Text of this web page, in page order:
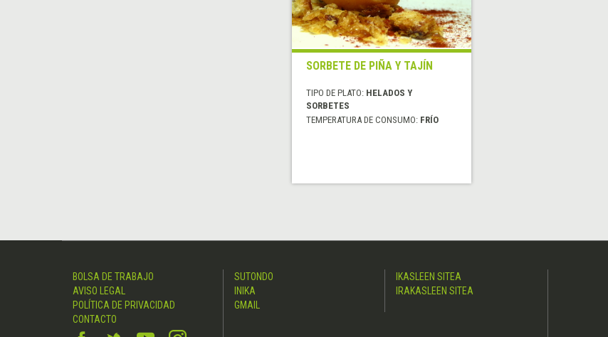
SORBETE DE PIÑA Y TAJÍN
TIPO DE PLATO: HELADOS Y
SORBETES
TEMPERATURA DE CONSUMO: FRÍO
BOLSA DE TRABAJO
AVISO LEGAL
POLÍTICA DE PRIVACIDAD
CONTACTO
SUTONDO
INIKA
GMAIL
IKASLEEN SITEA
IRAKASLEEN SITEA